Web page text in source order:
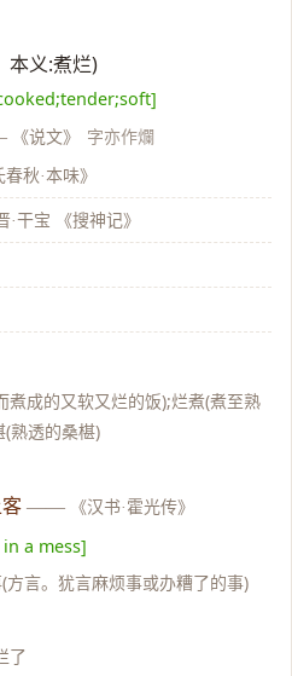
本义:煮烂)
《说文》 字亦作爛
春秋·本味》
·干宝 《搜神记》
煮成的又软又烂的饭);烂煮(煮至熟
(熟透的桑椹)
—— 《汉书·霍光传》
a mess]
方言。犹言麻烦事或办糟了的事)
了